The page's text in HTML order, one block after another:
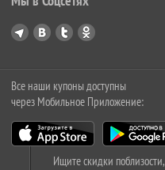
Все наши купоны доступны
через Мобильное Приложение:
Ищите скидки поблизости,